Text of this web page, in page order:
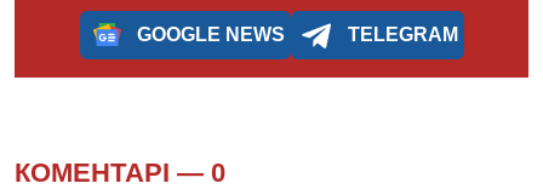
GOOGLE NEWS TELEGRAM
КОМЕНТАРІ — 0